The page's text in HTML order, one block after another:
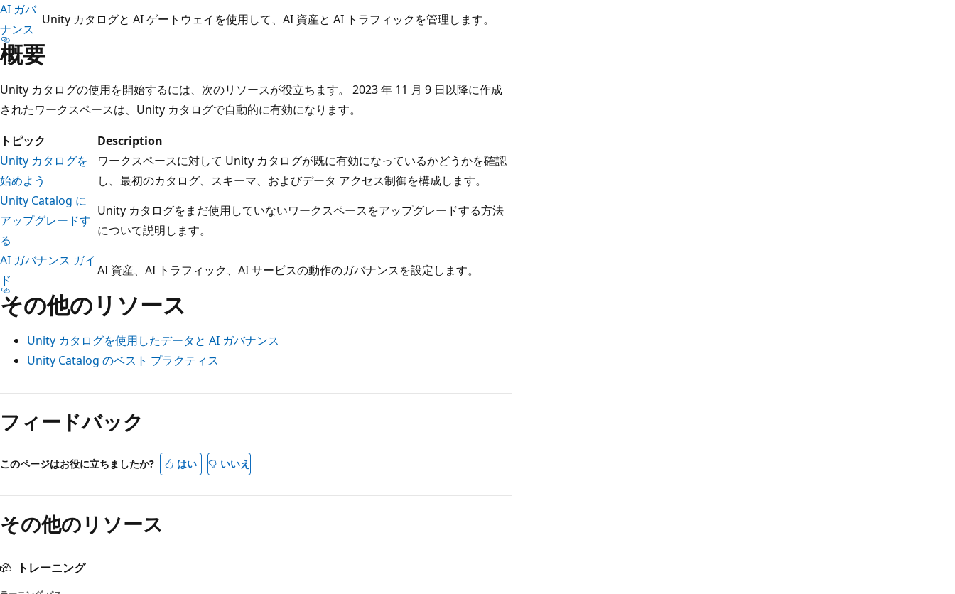
AI ガバ
ナンス
Unity カタログと AI ゲートウェイを使用して、AI 資産と AI トラフィックを管理します。
概要
Unity カタログの使用を開始するには、次のリソースが役立ちます。 2023 年 11 月 9 日以降に作成
されたワークスペースは、Unity カタログで自動的に有効になります。
トピック
Description
Unity カタログを
始めよう
ワークスペースに対して Unity カタログが既に有効になっているかどうかを確認
し、最初のカタログ、スキーマ、およびデータ アクセス制御を構成します。
Unity Catalog に
アップグレードす
る
Unity カタログをまだ使用していないワークスペースをアップグレードする方法
について説明します。
AI ガバナンス ガイ
ド
AI 資産、AI トラフィック、AI サービスの動作のガバナンスを設定します。
その他のリソース
Unity カタログを使用したデータと AI ガバナンス
Unity Catalog のベスト プラクティス
フィードバック
このページはお役に立ちましたか? はい いいえ
その他のリソース
トレーニング